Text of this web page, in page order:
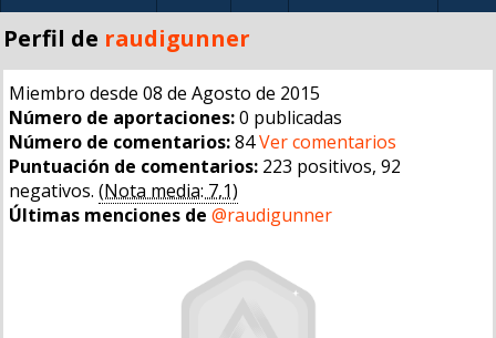
Perfil de raudigunner
Miembro desde 08 de Agosto de 2015
Número de aportaciones:0 publicadas
Número de comentarios:84Ver comentarios
Puntuación de comentarios: 223 positivos, 92
negativos. (Nota media: 7,1)
Últimas menciones de @raudigunner